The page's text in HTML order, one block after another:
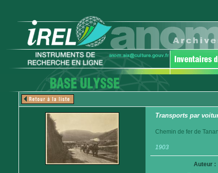
Transports par
Chemin de fer de
1903
Auteur :